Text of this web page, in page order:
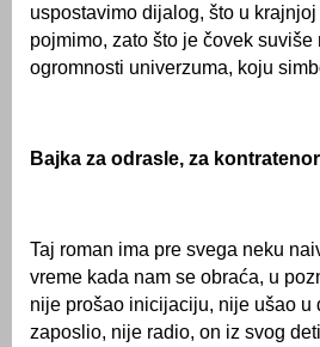
uspostavimo dijalog, što u
pojmimo, zato što je čovek
ogromnosti univerzuma, koju
Bajka za odrasle, za
Taj roman ima pre svega neku
vreme kada nam se obraća, u
nije prošao inicijaciju, nije ušao
zaposlio, nije radio, on iz svog